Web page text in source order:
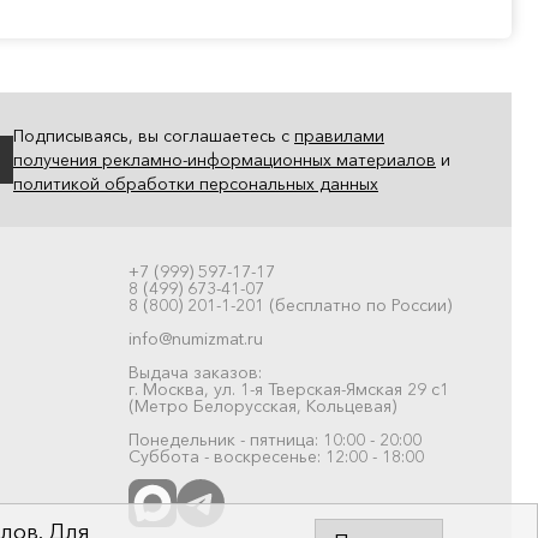
Подписываясь, вы соглашаетесь с правилами
получения рекламно-информационных материалов и
политикой обработки персональных данных
+7 (999) 597-17-17
8 (499) 673-41-07
8 (800) 201-1-201 (бесплатно по России)
info@numizmat.ru
Выдача заказов:
г. Москва, ул. 1-я Тверская-Ямская 29 с1
(Метро Белорусская, Кольцевая)
Понедельник - пятница: 10:00 - 20:00
Суббота - воскресенье: 12:00 - 18:00
Для